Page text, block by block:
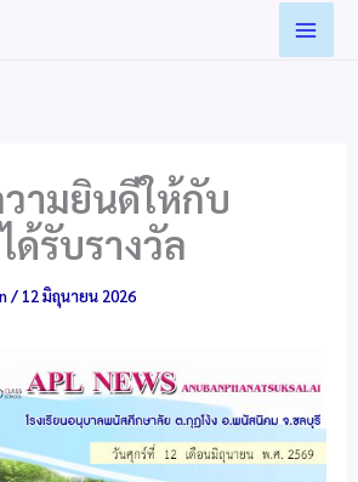
ามยินดีให้กับ
ด้รับรางวัล
/ 12 มิถุนายน 2026